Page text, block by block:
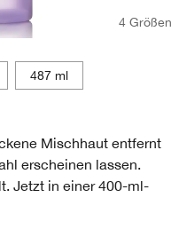
4 Größen
487 ml
Mischhaut entfernt
erscheinen lassen.
Jetzt in einer 400-ml-